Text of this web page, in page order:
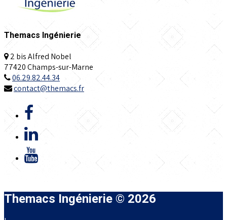
Themacs Ingénierie
2 bis Alfred Nobel
77420 Champs-sur-Marne
06.29.82.44.34
contact@themacs.fr
Themacs Ingénierie © 2026